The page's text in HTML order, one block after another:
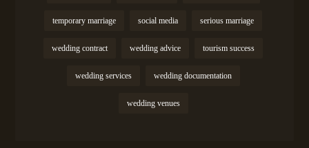
serious marriage
social media
temporary marriage
tourism success
wedding advice
wedding contract
wedding documentation
wedding services
wedding venues